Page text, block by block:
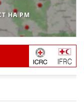
НА РМ